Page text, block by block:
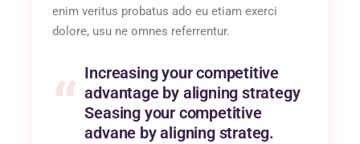
enim veritus probatus ado eu etiam exerci
dolore, usu ne omnes referrentur.
Increasing your competitive
advantage by aligning strategy
Seasing your competitive
advane by aligning strateg.